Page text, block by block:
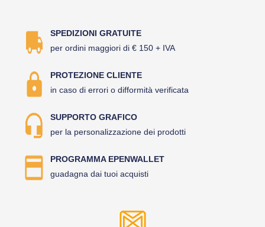
SPEDIZIONI GRATUITE
per ordini maggiori di € 150 + IVA
PROTEZIONE CLIENTE
in caso di errori o difformità verificata
SUPPORTO GRAFICO
per la personalizzazione dei prodotti
PROGRAMMA EPENWALLET
guadagna dai tuoi acquisti